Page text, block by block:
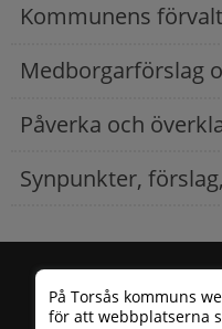
På Torsås kommuns
för att webbplatserna
Kommunens
Medborgarförslag
Påverka och
Synpunkter,